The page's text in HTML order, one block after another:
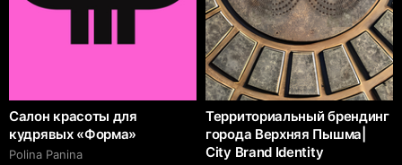
Салон красоты для
кудрявых «Форма»
Polina Panina
Территориальный брендинг
города Верхняя Пышма|
City Brand Identity